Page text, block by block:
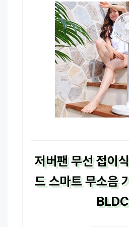
저버팬 무선 접이
드 스마트 무소음
BLDC